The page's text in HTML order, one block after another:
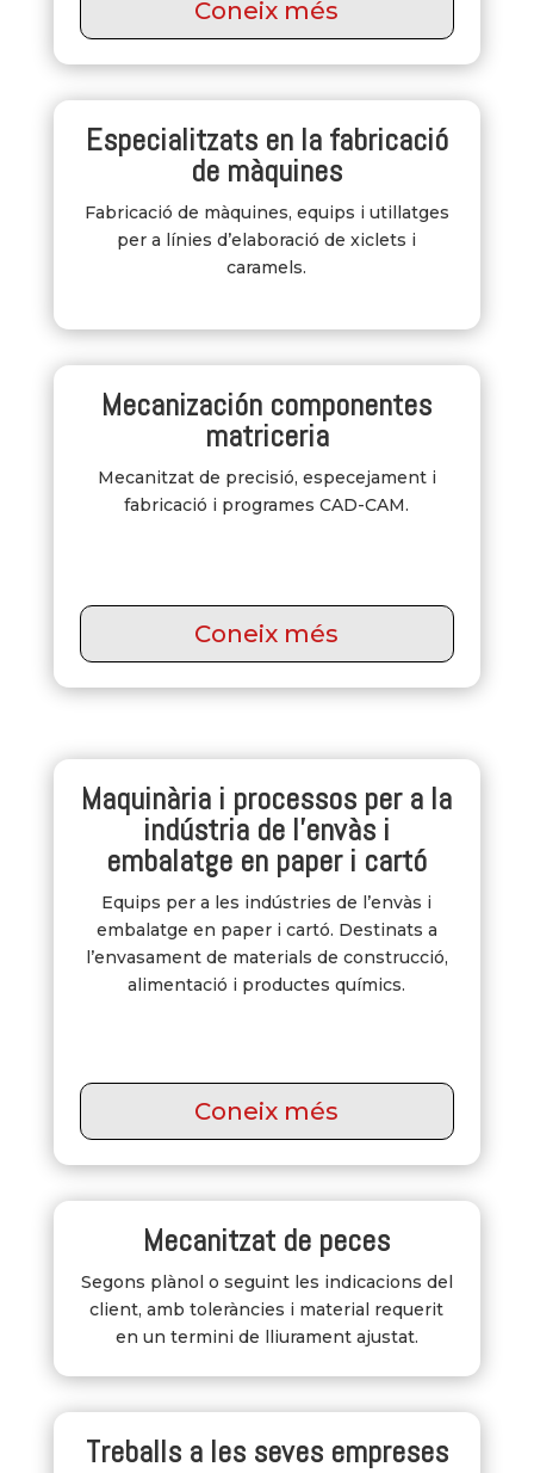
Coneix més
Especialitzats en la fabricació
de màquines
Fabricació de màquines, equips i utillatges
per a línies d’elaboració de xiclets i
caramels.
Mecanización componentes
matriceria
Mecanitzat de precisió, especejament i
fabricació i programes CAD-CAM.
Coneix més
Maquinària i processos per a la
indústria de l’envàs i
embalatge en paper i cartó
Equips per a les indústries de l’envàs i
embalatge en paper i cartó. Destinats a
l’envasament de materials de construcció,
alimentació i productes químics.
Coneix més
Mecanitzat de peces
Segons plànol o seguint les indicacions del
client, amb toleràncies i material requerit
en un termini de lliurament ajustat.
Treballs a les seves empreses